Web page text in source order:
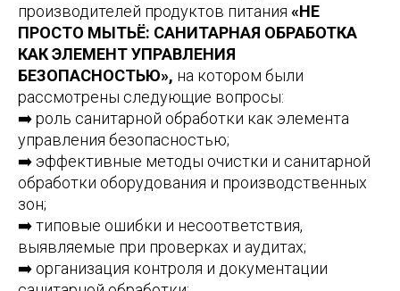
производителей продуктов питания «НЕ
ПРОСТО МЫТЬЁ: САНИТАРНАЯ ОБРАБОТКА
КАК ЭЛЕМЕНТ УПРАВЛЕНИЯ
БЕЗОПАСНОСТЬЮ», на котором были
рассмотрены следующие вопросы:
➡️ роль санитарной обработки как элемента
управления безопасностью;
➡️ эффективные методы очистки и санитарной
обработки оборудования и производственных
зон;
➡️ типовые ошибки и несоответствия,
выявляемые при проверках и аудитах;
➡️ организация контроля и документации